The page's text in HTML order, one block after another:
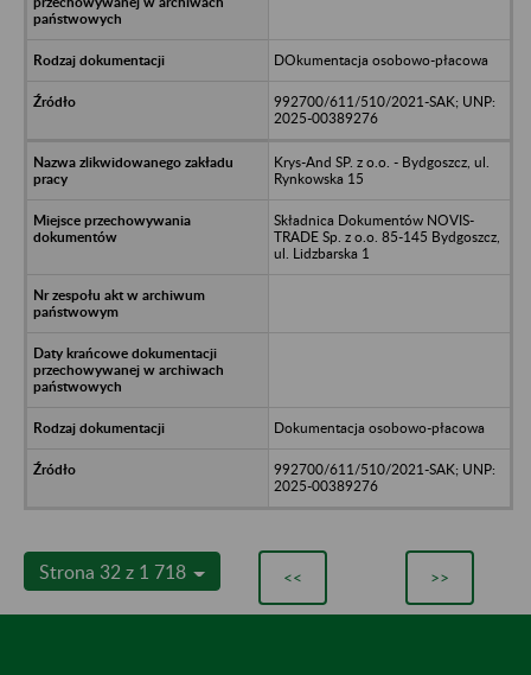
DOkumentacja osobowo-płacowa
992700/611/510/2021-SAK; UNP:
2025-00389276
Krys-And SP. z o.o. - Bydgoszcz, ul.
Rynkowska 15
Składnica Dokumentów NOVIS-
TRADE Sp. z o.o. 85-145 Bydgoszcz,
ul. Lidzbarska 1
Dokumentacja osobowo-płacowa
992700/611/510/2021-SAK; UNP:
2025-00389276
Strona 32 z 1 718 << >>